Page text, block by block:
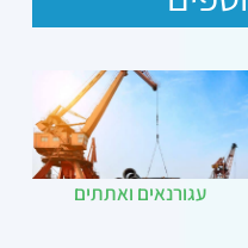
עגורנאים ואתתים